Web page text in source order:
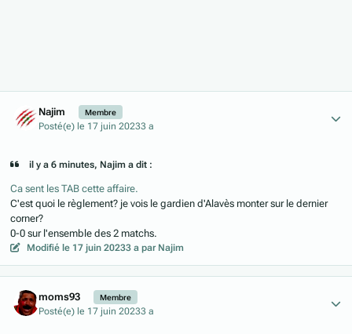
Najim Membre
Posté(e) le 17 juin 20233 a
il y a 6 minutes, Najim a dit :
Ca sent les TAB cette affaire.
C'est quoi le règlement? je vois le gardien d'Alavès monter sur le dernier
corner?
0-0 sur l'ensemble des 2 matchs.
Modifié le 17 juin 20233 a par Najim
moms93 Membre
Posté(e) le 17 juin 20233 a